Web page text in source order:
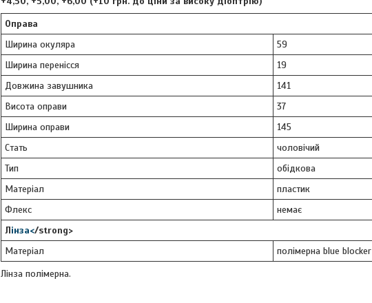
Оправа
Ширина окуляра
59
Ширина перенісся
19
Довжина завушника
141
Висота оправи
37
Ширина оправи
145
Стать
чоловічий
Тип
обідкова
Матеріал
пластик
Флекс
немає
Лінза</strong>
Матеріал
полімерна blue blocker
Лінза полімерна.